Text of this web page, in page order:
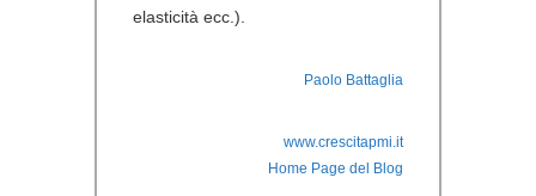
elasticità ecc.).
Paolo Battaglia
www.crescitapmi.it
Home Page del Blog